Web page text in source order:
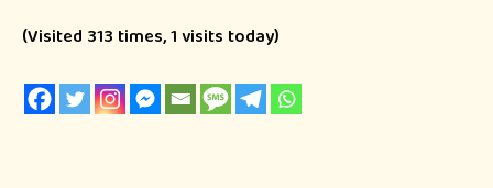
(Visited 313 times, 1 visits today)